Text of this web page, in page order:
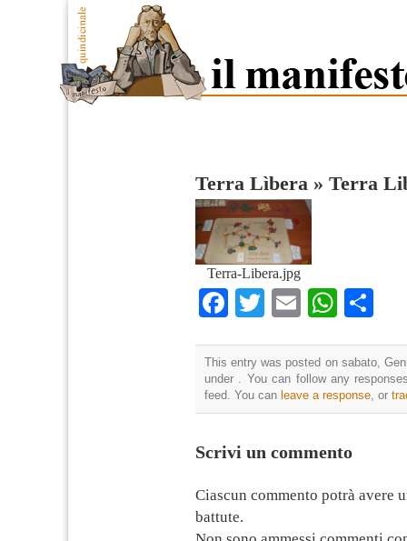
Terra Lìbera » Terra
Terra-Libera.jpg
Facebook
TwitterEmail
This entry was posted on sabato,
under . You can follow any
feed. You can leave a response, or
Scrivi un commento
Ciascun commento potrà avere
battute.